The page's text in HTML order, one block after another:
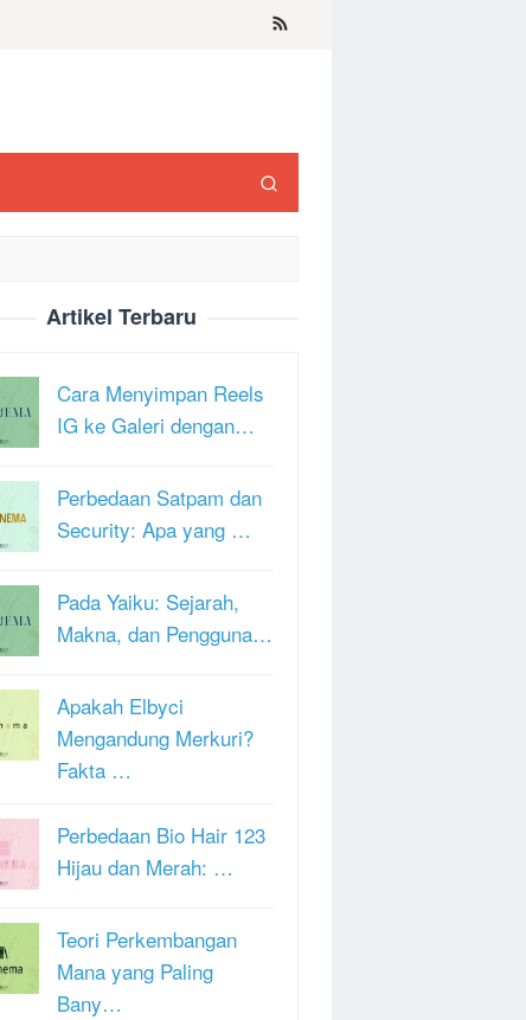
Artikel Terbaru
Cara Menyimpan Reels
IG ke Galeri dengan…
Perbedaan Satpam dan
Security: Apa yang …
Pada Yaiku: Sejarah,
Makna, dan Pengguna…
Apakah Elbyci
Mengandung Merkuri?
Fakta …
Perbedaan Bio Hair 123
Hijau dan Merah: …
Teori Perkembangan
Mana yang Paling
Bany…